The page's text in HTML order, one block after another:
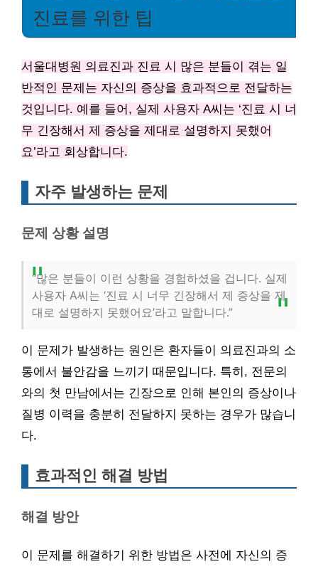
진료를 위한 팁
서울대병원 의료진과 진료 시 많은 분들이 겪는 일
반적인 문제는 자신의 증상을 효과적으로 전달하는
것입니다. 예를 들어, 실제 사용자 A씨는 ‘진료 시 너
무 긴장해서 제 증상을 제대로 설명하지 못했어
요’라고 회상합니다.
자주 발생하는 문제
문제 상황 설명
“많은 분들이 이런 상황을 경험하셨을 겁니다. 실제
사용자 A씨는 ‘진료 시 너무 긴장해서 제 증상을 제
대로 설명하지 못했어요’라고 말합니다.”
이 문제가 발생하는 원인은 환자들이 의료진과의 소
통에서 불안감을 느끼기 때문입니다. 특히, 전문의
와의 첫 만남에서는 긴장으로 인해 본인의 증상이나
질병 이력을 충분히 전달하지 못하는 경우가 많습니
다.
효과적인 해결 방법
해결 방안
이 문제를 해결하기 위한 방법은 사전에 자신의 증